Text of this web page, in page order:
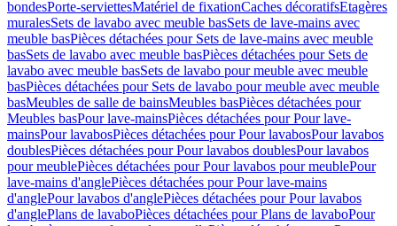
bondesPorte-serviettesMatériel de fixationCaches décoratifsEtagères
muralesSets de lavabo avec meuble basSets de lave-mains avec
meuble basPièces détachées pour Sets de lave-mains avec meuble
basSets de lavabo avec meuble basPièces détachées pour Sets de
lavabo avec meuble basSets de lavabo pour meuble avec meuble
basPièces détachées pour Sets de lavabo pour meuble avec meuble
basMeubles de salle de bainsMeubles basPièces détachées pour
Meubles basPour lave-mainsPièces détachées pour Pour lave-
mainsPour lavabosPièces détachées pour Pour lavabosPour lavabos
doublesPièces détachées pour Pour lavabos doublesPour lavabos
pour meublePièces détachées pour Pour lavabos pour meublePour
lave-mains d'anglePièces détachées pour Pour lave-mains
d'anglePour lavabos d'anglePièces détachées pour Pour lavabos
d'anglePlans de lavaboPièces détachées pour Plans de lavaboPour